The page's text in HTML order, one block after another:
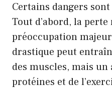
Certains dangers
Tout d’abord, la
préoccupation
drastique peut
des muscles, mais
protéines et de